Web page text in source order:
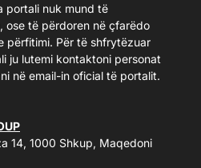
portali nuk mund të
ose të përdoren në çfarëdo
përfitimi. Për të shfrytëzuar
ju lutemi kontaktoni personat
në email-in oficial të portalit.
14, 1000 Shkup, Maqedoni